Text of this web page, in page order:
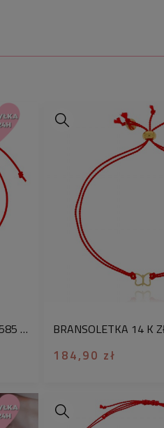
BRANSOLETKA ZŁOTA PRÓBY 585 Z GRAWEREM KLASYCZNE SERCE CZERWONA JEDWABNA NIĆ
184,90 zł